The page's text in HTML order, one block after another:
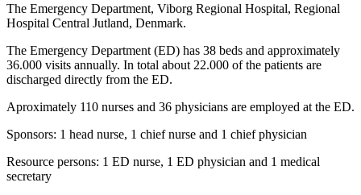
The Emergency Department, Viborg Regional Hospital, Regional
Hospital Central Jutland, Denmark.
The Emergency Department (ED) has 38 beds and approximately
36.000 visits annually. In total about 22.000 of the patients are
discharged directly from the ED.
Aproximately 110 nurses and 36 physicians are employed at the ED.
Sponsors: 1 head nurse, 1 chief nurse and 1 chief physician
Resource persons: 1 ED nurse, 1 ED physician and 1 medical
secretary